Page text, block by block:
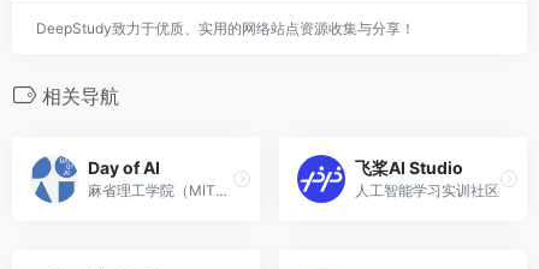
DeepStudy致力于优质、实用的网络站点资源收集与分享！
相关导航
Day of AI
麻省理工学院（MIT）推出的免费AI学习平台
飞桨AI Studio
人工智能学习实训社区